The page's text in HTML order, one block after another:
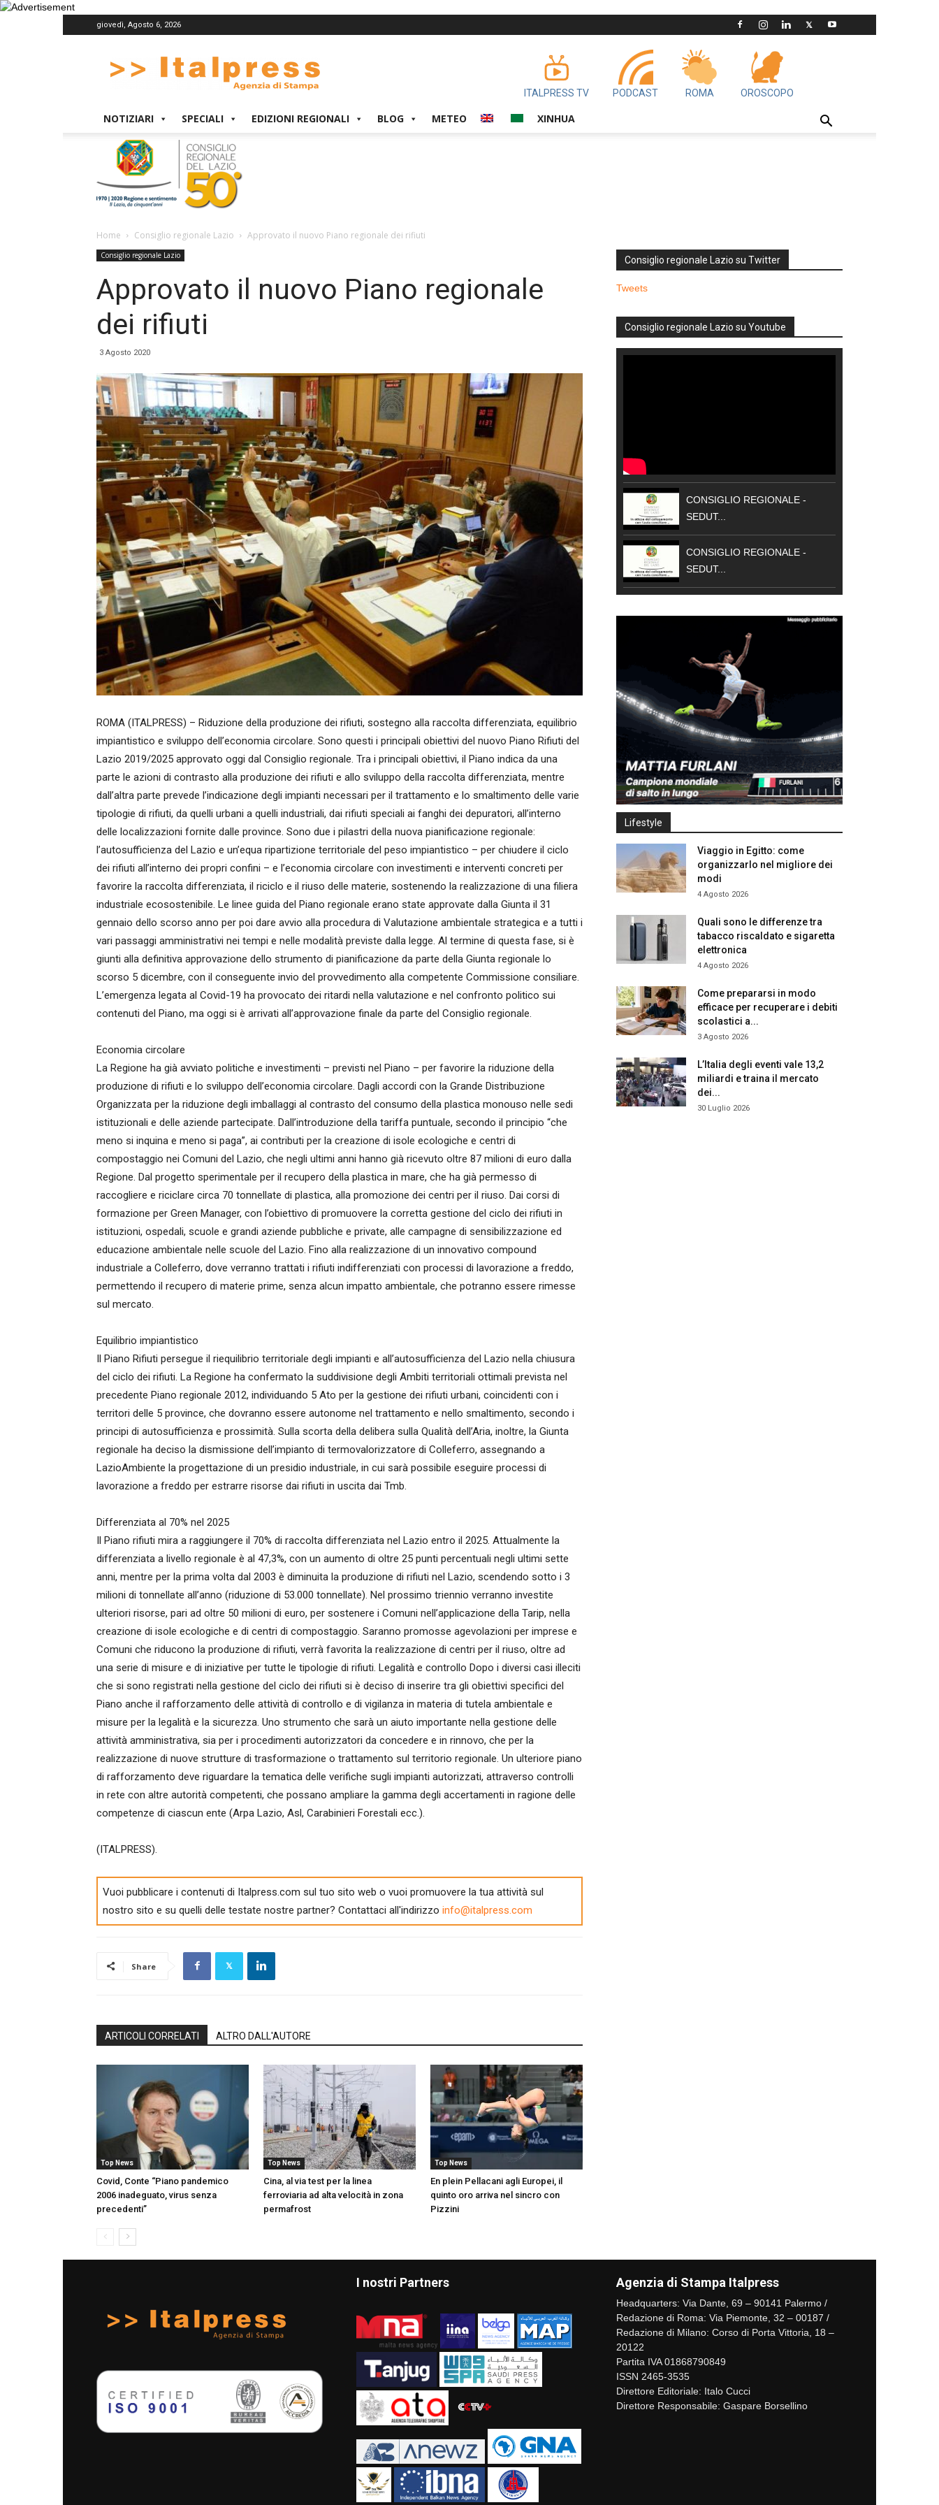
giovedì, Agosto 6, 2026
ITALPRESS TV PODCAST ROMA OROSCOPO
NOTIZIARI SPECIALI EDIZIONI REGIONALI BLOG METEO XINHUA
Home Consiglio regionale Lazio Approvato il nuovo Piano regionale dei rifiuti
Consiglio regionale Lazio
Approvato il nuovo Piano regionale
dei rifiuti
3 Agosto 2020
ROMA (ITALPRESS) – Riduzione della produzione dei rifiuti, sostegno alla raccolta differenziata, equilibrio
impiantistico e sviluppo dell’economia circolare. Sono questi i principali obiettivi del nuovo Piano Rifiuti del
Lazio 2019/2025 approvato oggi dal Consiglio regionale. Tra i principali obiettivi, il Piano indica da una
parte le azioni di contrasto alla produzione dei rifiuti e allo sviluppo della raccolta differenziata, mentre
dall’altra parte prevede l’indicazione degli impianti necessari per il trattamento e lo smaltimento delle varie
tipologie di rifiuti, da quelli urbani a quelli industriali, dai rifiuti speciali ai fanghi dei depuratori, all’interno
delle localizzazioni fornite dalle province. Sono due i pilastri della nuova pianificazione regionale:
l’autosufficienza del Lazio e un’equa ripartizione territoriale del peso impiantistico – per chiudere il ciclo
dei rifiuti all’interno dei propri confini – e l’economia circolare con investimenti e interventi concreti per
favorire la raccolta differenziata, il riciclo e il riuso delle materie, sostenendo la realizzazione di una filiera
industriale ecosostenibile. Le linee guida del Piano regionale erano state approvate dalla Giunta il 31
gennaio dello scorso anno per poi dare avvio alla procedura di Valutazione ambientale strategica e a tutti i
vari passaggi amministrativi nei tempi e nelle modalità previste dalla legge. Al termine di questa fase, si è
giunti alla definitiva approvazione dello strumento di pianificazione da parte della Giunta regionale lo
scorso 5 dicembre, con il conseguente invio del provvedimento alla competente Commissione consiliare.
L’emergenza legata al Covid-19 ha provocato dei ritardi nella valutazione e nel confronto politico sui
contenuti del Piano, ma oggi si è arrivati all’approvazione finale da parte del Consiglio regionale.
Economia circolare
La Regione ha già avviato politiche e investimenti – previsti nel Piano – per favorire la riduzione della
produzione di rifiuti e lo sviluppo dell’economia circolare. Dagli accordi con la Grande Distribuzione
Organizzata per la riduzione degli imballaggi al contrasto del consumo della plastica monouso nelle sedi
istituzionali e delle aziende partecipate. Dall’introduzione della tariffa puntuale, secondo il principio “che
meno si inquina e meno si paga”, ai contributi per la creazione di isole ecologiche e centri di
compostaggio nei Comuni del Lazio, che negli ultimi anni hanno già ricevuto oltre 87 milioni di euro dalla
Regione. Dal progetto sperimentale per il recupero della plastica in mare, che ha già permesso di
raccogliere e riciclare circa 70 tonnellate di plastica, alla promozione dei centri per il riuso. Dai corsi di
formazione per Green Manager, con l’obiettivo di promuovere la corretta gestione del ciclo dei rifiuti in
istituzioni, ospedali, scuole e grandi aziende pubbliche e private, alle campagne di sensibilizzazione ed
educazione ambientale nelle scuole del Lazio. Fino alla realizzazione di un innovativo compound
industriale a Colleferro, dove verranno trattati i rifiuti indifferenziati con processi di lavorazione a freddo,
permettendo il recupero di materie prime, senza alcun impatto ambientale, che potranno essere rimesse
sul mercato.
Equilibrio impiantistico
Il Piano Rifiuti persegue il riequilibrio territoriale degli impianti e all’autosufficienza del Lazio nella chiusura
del ciclo dei rifiuti. La Regione ha confermato la suddivisione degli Ambiti territoriali ottimali prevista nel
precedente Piano regionale 2012, individuando 5 Ato per la gestione dei rifiuti urbani, coincidenti con i
territori delle 5 province, che dovranno essere autonome nel trattamento e nello smaltimento, secondo i
principi di autosufficienza e prossimità. Sulla scorta della delibera sulla Qualità dell’Aria, inoltre, la Giunta
regionale ha deciso la dismissione dell’impianto di termovalorizzatore di Colleferro, assegnando a
LazioAmbiente la progettazione di un presidio industriale, in cui sarà possibile eseguire processi di
lavorazione a freddo per estrarre risorse dai rifiuti in uscita dai Tmb.
Differenziata al 70% nel 2025
Il Piano rifiuti mira a raggiungere il 70% di raccolta differenziata nel Lazio entro il 2025. Attualmente la
differenziata a livello regionale è al 47,3%, con un aumento di oltre 25 punti percentuali negli ultimi sette
anni, mentre per la prima volta dal 2003 è diminuita la produzione di rifiuti nel Lazio, scendendo sotto i 3
milioni di tonnellate all’anno (riduzione di 53.000 tonnellate). Nel prossimo triennio verranno investite
ulteriori risorse, pari ad oltre 50 milioni di euro, per sostenere i Comuni nell’applicazione della Tarip, nella
creazione di isole ecologiche e di centri di compostaggio. Saranno promosse agevolazioni per imprese e
Comuni che riducono la produzione di rifiuti, verrà favorita la realizzazione di centri per il riuso, oltre ad
una serie di misure e di iniziative per tutte le tipologie di rifiuti. Legalità e controllo Dopo i diversi casi illeciti
che si sono registrati nella gestione del ciclo dei rifiuti si è deciso di inserire tra gli obiettivi specifici del
Piano anche il rafforzamento delle attività di controllo e di vigilanza in materia di tutela ambientale e
misure per la legalità e la sicurezza. Uno strumento che sarà un aiuto importante nella gestione delle
attività amministrativa, sia per i procedimenti autorizzatori da concedere e in rinnovo, che per la
realizzazione di nuove strutture di trasformazione o trattamento sul territorio regionale. Un ulteriore piano
di rafforzamento deve riguardare la tematica delle verifiche sugli impianti autorizzati, attraverso controlli
in rete con altre autorità competenti, che possano ampliare la gamma degli accertamenti in ragione delle
competenze di ciascun ente (Arpa Lazio, Asl, Carabinieri Forestali ecc.).
(ITALPRESS).
Vuoi pubblicare i contenuti di Italpress.com sul tuo sito web o vuoi promuovere la tua attività sul
nostro sito e su quelli delle testate nostre partner? Contattaci all'indirizzo info@italpress.com
Share
ARTICOLI CORRELATI ALTRO DALL'AUTORE
Top News
Covid, Conte “Piano pandemico
2006 inadeguato, virus senza
precedenti”
Top News
Cina, al via test per la linea
ferroviaria ad alta velocità in zona
permafrost
Top News
En plein Pellacani agli Europei, il
quinto oro arriva nel sincro con
Pizzini
Consiglio regionale Lazio su Twitter
Tweets
Consiglio regionale Lazio su Youtube
CONSIGLIO REGIONALE -
SEDUT...
CONSIGLIO REGIONALE -
SEDUT...
Lifestyle
Viaggio in Egitto: come
organizzarlo nel migliore dei
modi
4 Agosto 2026
Quali sono le differenze tra
tabacco riscaldato e sigaretta
elettronica
4 Agosto 2026
Come prepararsi in modo
efficace per recuperare i debiti
scolastici a...
3 Agosto 2026
L’Italia degli eventi vale 13,2
miliardi e traina il mercato
dei...
30 Luglio 2026
I nostri Partners Agenzia di Stampa Italpress
Headquarters: Via Dante, 69 – 90141 Palermo /
Redazione di Roma: Via Piemonte, 32 – 00187 /
Redazione di Milano: Corso di Porta Vittoria, 18 –
20122
Partita IVA 01868790849
ISSN 2465-3535
Direttore Editoriale: Italo Cucci
Direttore Responsabile: Gaspare Borsellino